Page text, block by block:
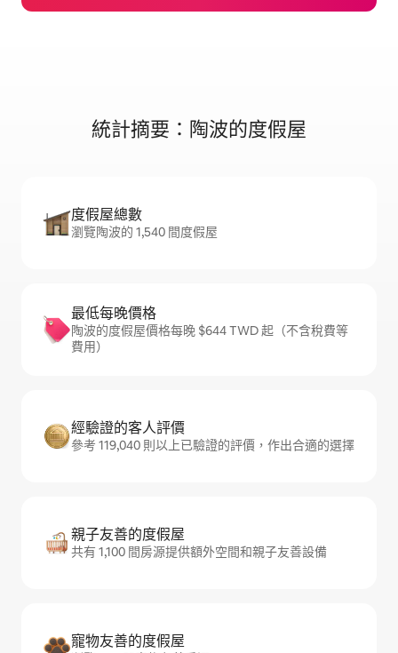
統計摘要：陶波的度假屋
度假屋總數
瀏覽陶波的 1,540 間度假屋
最低每晚價格
陶波的度假屋價格每晚 $644 TWD 起（不含稅費等
費用）
經驗證的客人評價
參考 119,040 則以上已驗證的評價，作出合適的選擇
親子友善的度假屋
共有 1,100 間房源提供額外空間和親子友善設備
寵物友善的度假屋